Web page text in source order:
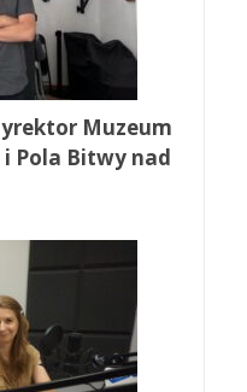
Muzeum
Pola Bitwy nad